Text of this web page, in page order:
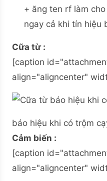
+ ăng ten rf làm
ngay cả khi tín hiệu
Cữa từ :
[caption
align="aligncenter"
báo hiệu khi có trộm
Cảm biến :
[caption
align="aligncenter"